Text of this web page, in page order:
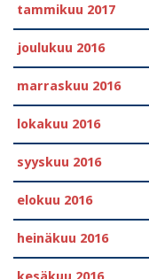
tammikuu 2017
joulukuu 2016
marraskuu 2016
lokakuu 2016
syyskuu 2016
elokuu 2016
heinäkuu 2016